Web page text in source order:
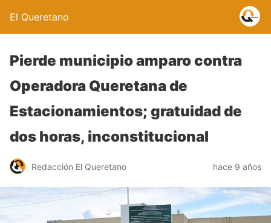
El Queretano
Pierde municipio amparo contra
Operadora Queretana de
Estacionamientos; gratuidad de
dos horas, inconstitucional
Redacción El Queretano hace 9 años